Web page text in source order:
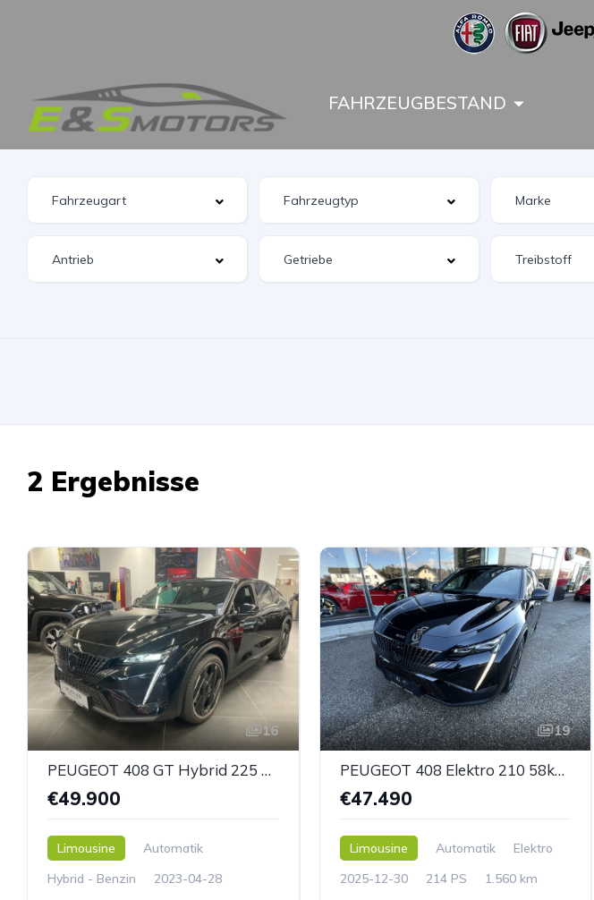
FAHRZEUGBESTAND
2 Ergebnisse
16
PEUGEOT 408 GT Hybrid 225 e-EAT8
€49.900
Limousine
Automatik
Hybrid - Benzin
2023-04-28
19
PEUGEOT 408 Elektro 210 58kWh GT
€47.490
Limousine Automatik
Elektro
2025-12-30
214 PS 1.560 km